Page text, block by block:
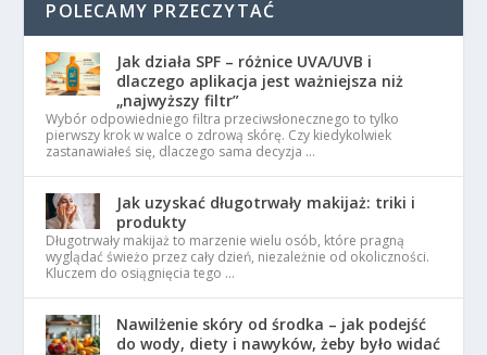
POLECAMY PRZECZYTAĆ
Jak działa SPF – różnice UVA/UVB i
dlaczego aplikacja jest ważniejsza niż
„najwyższy filtr”
Wybór odpowiedniego filtra przeciwsłonecznego to tylko
pierwszy krok w walce o zdrową skórę. Czy kiedykolwiek
zastanawiałeś się, dlaczego sama decyzja …
Jak uzyskać długotrwały makijaż: triki i
produkty
Długotrwały makijaż to marzenie wielu osób, które pragną
wyglądać świeżo przez cały dzień, niezależnie od okoliczności.
Kluczem do osiągnięcia tego …
Nawilżenie skóry od środka – jak podejść
do wody, diety i nawyków, żeby było widać